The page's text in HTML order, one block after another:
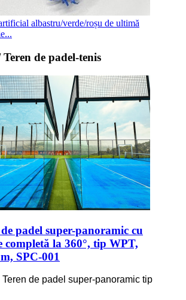
albastru/verde/roșu de ultimă
de padel-tenis
padel super-panoramic cu
completă la 360°, tip WPT,
SPC-001
Teren de padel super-panoramic tip